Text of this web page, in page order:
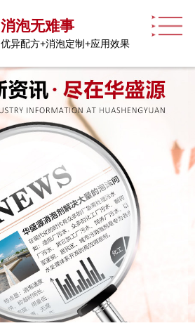
消泡无难事
优异配方+消泡定制+应用效果